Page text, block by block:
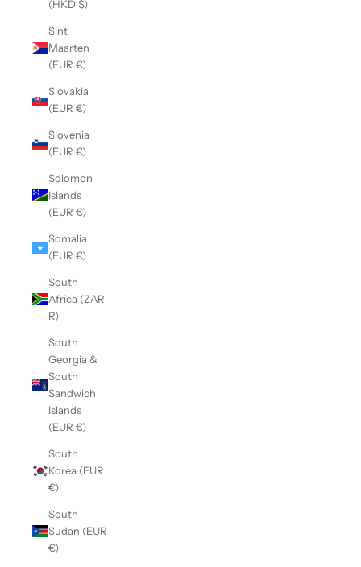
(HKD $)
Sint
Maarten
(EUR €)
Slovakia
(EUR €)
Slovenia
(EUR €)
Solomon
Islands
(EUR €)
Somalia
(EUR €)
South
Africa (ZAR
R)
South
Georgia &
South
Sandwich
Islands
(EUR €)
South
Korea (EUR
€)
South
Sudan (EUR
€)